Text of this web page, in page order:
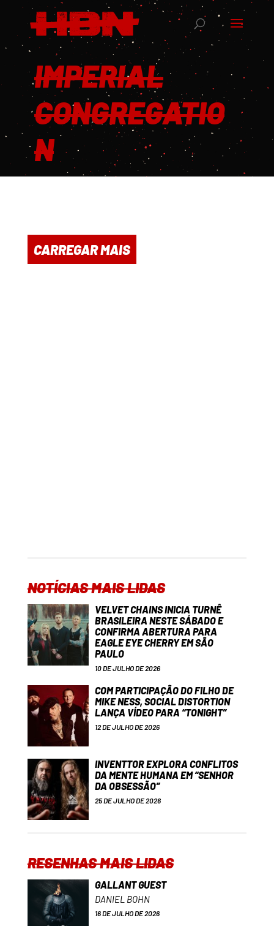
IMPERIAL
CONGREGATIO
N
CARREGAR MAIS
NOTÍCIAS MAIS LIDAS
VELVET CHAINS INICIA TURNÊ
BRASILEIRA NESTE SÁBADO E
CONFIRMA ABERTURA PARA
EAGLE EYE CHERRY EM SÃO
PAULO
10 DE JULHO DE 2026
COM PARTICIPAÇÃO DO FILHO DE
MIKE NESS, SOCIAL DISTORTION
LANÇA VÍDEO PARA “TONIGHT”
12 DE JULHO DE 2026
INVENTTOR EXPLORA CONFLITOS
DA MENTE HUMANA EM “SENHOR
DA OBSESSÃO”
25 DE JULHO DE 2026
RESENHAS MAIS LIDAS
GALLANT GUEST
DANIEL BOHN
16 DE JULHO DE 2026